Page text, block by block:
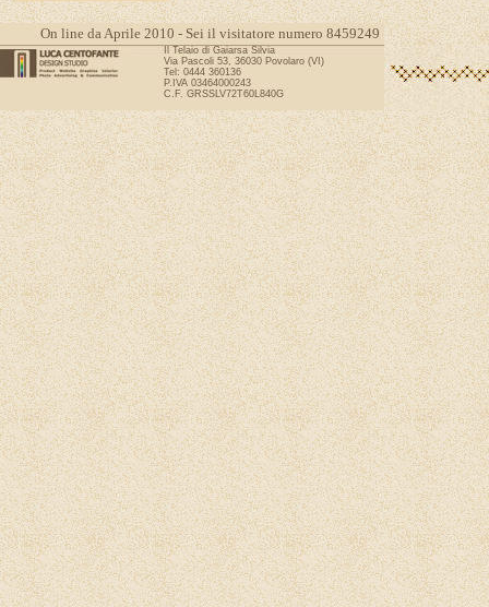
On line da Aprile 2010 - Sei il visitatore numero 8459249
Il Telaio di Gaiarsa Silvia
Via Pascoli 53, 36030 Povolaro (VI)
Tel: 0444 360136
P.IVA 03464000243
C.F. GRSSLV72T60L840G